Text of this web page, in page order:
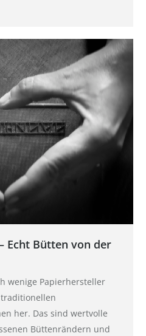
Echt Bütten von der
wenige Papierhersteller
her. Das sind wertvolle
Büttenrändern und